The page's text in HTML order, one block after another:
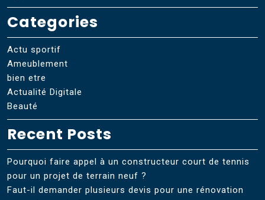
Categories
Actu sportif
Ameublement
bien etre
Actualité Digitale
Beauté
Recent Posts
Pourquoi faire appel à un constructeur court de tennis
pour un projet de terrain neuf ?
Faut-il demander plusieurs devis pour une rénovation